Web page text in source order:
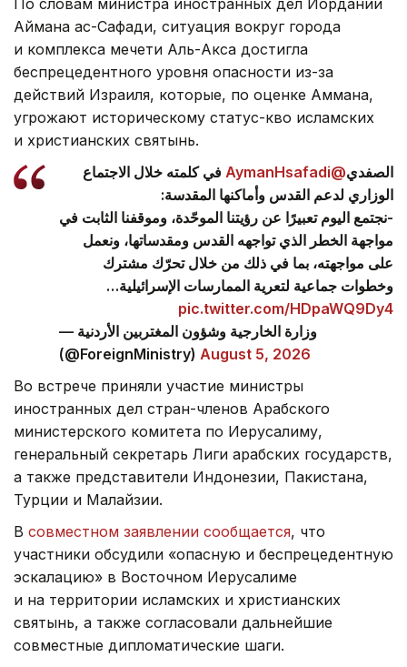
По словам министра иностранных дел Иордании
Аймана ас-Сафади, ситуация вокруг города
и комплекса мечети Аль-Акса достигла
беспрецедентного уровня опасности из-за
действий Израиля, которые, по оценке Аммана,
угрожают историческому статус-кво исламских
и христианских святынь.
الصفدي@AymanHsafadi
في كلمته خلال الاجتماع
الوزاري لدعم القدس وأماكنها المقدسة:
-نجتمع اليوم تعبيرًا عن رؤيتنا الموحّدة، وموقفنا الثابت في
مواجهة الخطر الذي تواجهه القدس ومقدساتها، ونعمل
على مواجهته، بما في ذلك من خلال تحرّك مشترك
وخطوات جماعية لتعرية الممارسات الإسرائيلية…
pic.twitter.com/HDpaWQ9Dy4
— وزارة الخارجية وشؤون المغتربين الأردنية
(@ForeignMinistry) August 5, 2026
Во встрече приняли участие министры
иностранных дел стран-членов Арабского
министерского комитета по Иерусалиму,
генеральный секретарь Лиги арабских государств,
а также представители Индонезии, Пакистана,
Турции и Малайзии.
В совместном заявлении сообщается, что
участники обсудили «опасную и беспрецедентную
эскалацию» в Восточном Иерусалиме
и на территории исламских и христианских
святынь, а также согласовали дальнейшие
совместные дипломатические шаги.